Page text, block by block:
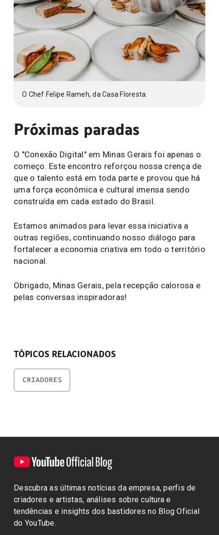
O Chef Felipe Rameh, da Casa Floresta.
Próximas paradas
O "Conexão Digital" em Minas Gerais foi apenas o
começo. Este encontro reforçou nossa crença de
que o talento está em toda parte e provou que há
uma força econômica e cultural imensa sendo
construída em cada estado do Brasil.
Estamos animados para levar essa iniciativa a
outras regiões, continuando nosso diálogo para
fortalecer a economia criativa em todo o território
nacional.
Obrigado, Minas Gerais, pela recepção calorosa e
pelas conversas inspiradoras!
TÓPICOS RELACIONADOS
CRIADORES
Descubra as últimas notícias da empresa, perfis de
criadores e artistas, análises sobre cultura e
tendências e insights dos bastidores no Blog Oficial
do YouTube.